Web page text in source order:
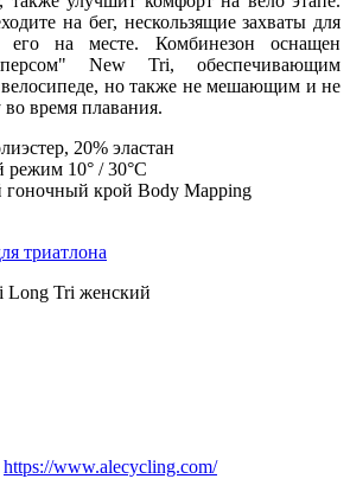
на бег, нескользящие захваты для
его на месте. Комбинезон оснащен
New Tri, обеспечивающим
но также не мешающим и не
время плавания.
20% эластан
режим 10° / 30°C
крой Body Mapping
триатлона
Long Tri женский
https://www.alecycling.com/